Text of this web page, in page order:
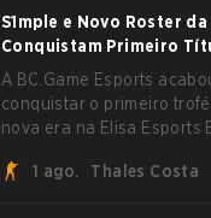
dominante por 3-1 para
do BLAST Bounty
S1mple e Novo Roster da
Conquistam Primeiro
A BC.Game Esports
conquistar o primeiro
nova era na Elisa Esports
oposição forte. O roster
1 ago. Thales Costa